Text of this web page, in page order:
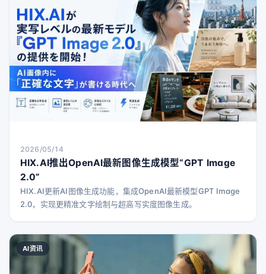
助，由
2026/05/14
HIX.AI推出OpenAI最新图像生成模型“GPT Image
2.0”
HIX.AI更新AI图像生成功能，集成OpenAI最新模型GPT Image
2.0，实现更精准文字绘制与超高写实度图像生成。
AI资讯